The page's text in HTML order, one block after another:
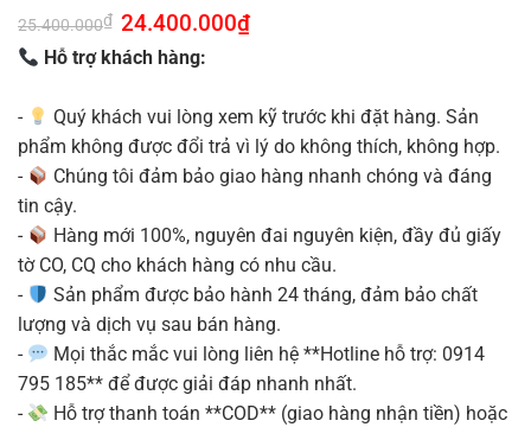
25.400.000₫ Giá
gốc
là:
25.400.000₫.
24.400.000₫Giá
Hỗ trợ khách hàng:
-
Quý khách vui lòng xem kỹ trước khi đặt hàng. Sản
phẩm không được đổi trả vì lý do không thích, không hợp.
-
Chúng tôi đảm bảo giao hàng nhanh chóng và đáng
tin cậy.
-
Hàng mới 100%, nguyên đai nguyên kiện, đầy đủ giấy
tờ CO, CQ cho khách hàng có nhu cầu.
-
Sản phẩm được bảo hành 24 tháng, đảm bảo chất
lượng và dịch vụ sau bán hàng.
-
Mọi thắc mắc vui lòng liên hệ **Hotline hỗ trợ: 0914
795 185** để được giải đáp nhanh nhất.
-
Hỗ trợ thanh toán **COD** (giao hàng nhận tiền) hoặc